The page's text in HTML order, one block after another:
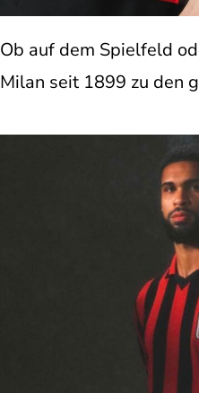
Ob auf dem Spielfeld
Milan seit 1899 zu den